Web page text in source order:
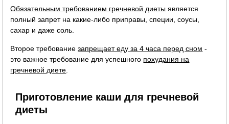
Обязательным требованием гречневой диеты является
полный запрет на какие-либо приправы, специи, соусы,
сахар и даже соль.
Второе требованиезапрещает еду за 4 часа перед сном -
это важное требование для успешного похудания на
гречневой диете
Приготовление каши для гречневой
диеты